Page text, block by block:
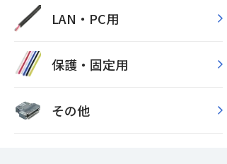
LAN・PC用
保護・固定用
その他